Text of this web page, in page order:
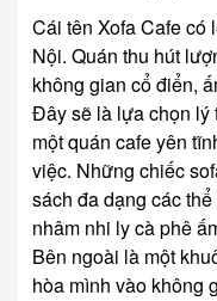
Cái tên Xofa Cafe có
Nội. Quán thu hút
không gian cổ điển,
Đây sẽ là lựa chọn lý
một quán cafe yên
việc. Những chiếc
sách đa dạng các
nhâm nhi ly cà phê
Bên ngoài là một
hòa mình vào không